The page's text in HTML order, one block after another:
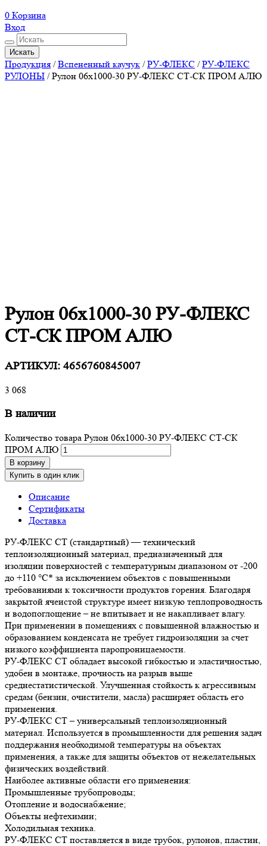
0 Корзина
Вход
Искать
Продукция /Вспененный каучук /РУ-ФЛЕКС /РУ-ФЛЕКС
РУЛОНЫ /Рулон 06х1000-30 РУ-ФЛЕКС СТ-СК ПРОМ АЛЮ
Рулон 06х1000-30 РУ-ФЛЕКС
СТ-СК ПРОМ АЛЮ
АРТИКУЛ: 4656760845007
3 068
В наличии
Количество товара Рулон 06х1000-30 РУ-ФЛЕКС СТ-СК
ПРОМ АЛЮ
В корзину
Купить в один клик
Описание
Сертификаты
Доставка
РУ-ФЛЕКС СТ (стандартный) — технический
теплоизоляционный материал, предназначенный для
изоляции поверхностей с температурным диапазоном от -200
до +110 °С* за исключением объектов с повышенными
требованиями к токсичности продуктов горения. Благодаря
закрытой ячеистой структуре имеет низкую теплопроводность
и водопоглощение – не впитывает и не накапливает влагу.
При применении в помещениях с повышенной влажностью и
образованием конденсата не требует гидроизоляции за счет
низкого коэффициента паропроницаемости.
РУ-ФЛЕКС СТ обладает высокой гибкостью и эластичностью,
удобен в монтаже, прочность на разрыв выше
среднестатистической. Улучшенная стойкость к агрессивным
средам (бензин, очистители, масла) расширяет область его
применения.
РУ-ФЛЕКС СТ – универсальный теплоизоляционный
материал. Используется в промышленности для решения задач
поддержания необходимой температуры на объектах
применения, а также для защиты объектов от нежелательных
физических воздействий.
Наиболее активные области его применения:
Промышленные трубопроводы;
Отопление и водоснабжение;
Объекты нефтехимии;
Холодильная техника.
РУ-ФЛЕКС СТ поставляется в виде трубок, рулонов, пластин,